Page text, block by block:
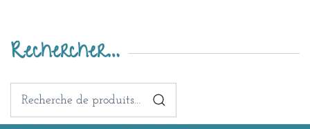
Rechercher…
Recherche